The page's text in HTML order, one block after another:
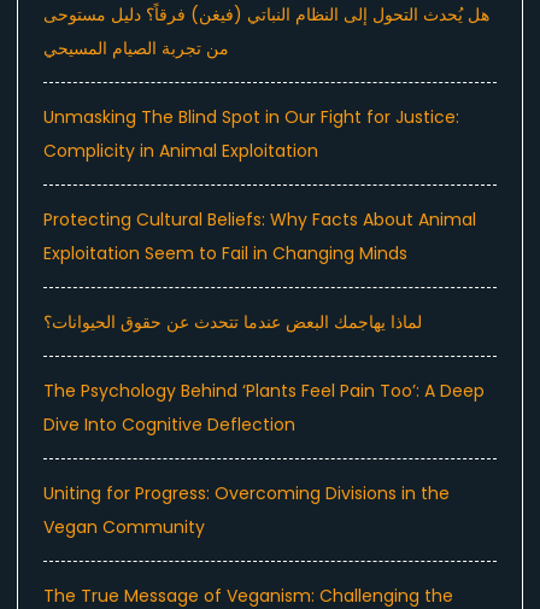
هل يُحدث التحول إلى النظام النباتي (فيغن) فرقاً؟ دليل مستوحى
من تجربة الصيام المسيحي
Unmasking The Blind Spot in Our Fight for Justice:
Complicity in Animal Exploitation
Protecting Cultural Beliefs: Why Facts About Animal
Exploitation Seem to Fail in Changing Minds
لماذا يهاجمك البعض عندما تتحدث عن حقوق الحيوانات؟
The Psychology Behind ‘Plants Feel Pain Too’: A Deep
Dive Into Cognitive Deflection
Uniting for Progress: Overcoming Divisions in the
Vegan Community
The True Message of Veganism: Challenging the